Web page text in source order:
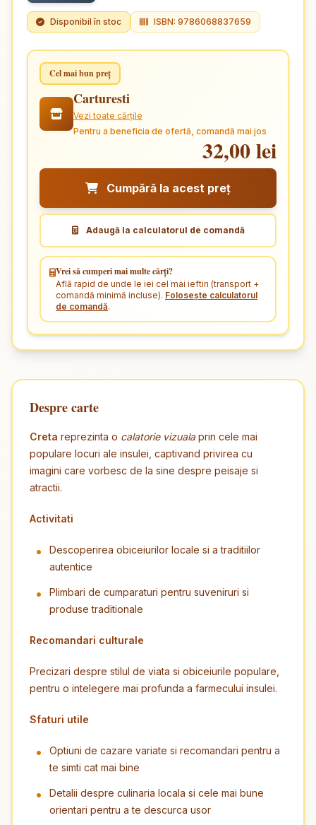
Disponibil în stoc ISBN: 9786068837659
Cel mai bun preț
Carturesti
Vezi toate cărțile
Pentru a beneficia de ofertă, comandă mai jos
32,00 lei
Cumpără la acest preț
Adaugă la calculatorul de comandă
Vrei să cumperi mai multe cărți?
Află rapid de unde le iei cel mai ieftin (transport +
comandă minimă incluse). Folosește calculatorul
de comandă.
Despre carte
Creta reprezinta o calatorie vizualaprin cele mai
populare locuri ale insulei, captivand privirea cu
imagini care vorbesc de la sine despre peisaje si
atractii.
Activitati
Descoperirea obiceiurilor locale si a traditiilor
autentice
Plimbari de cumparaturi pentru suveniruri si
produse traditionale
Recomandari culturale
Precizari despre stilul de viata si obiceiurile populare,
pentru o intelegere mai profunda a farmecului insulei.
Sfaturi utile
Optiuni de cazare variate si recomandari pentru a
te simti cat mai bine
Detalii despre culinaria locala si cele mai bune
orientari pentru a te descurca usor